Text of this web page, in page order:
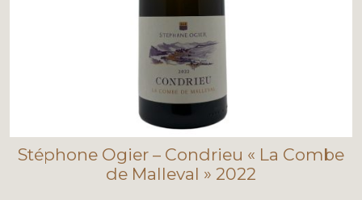
Stéphone Ogier – Condrieu « La Combe
de Malleval » 2022